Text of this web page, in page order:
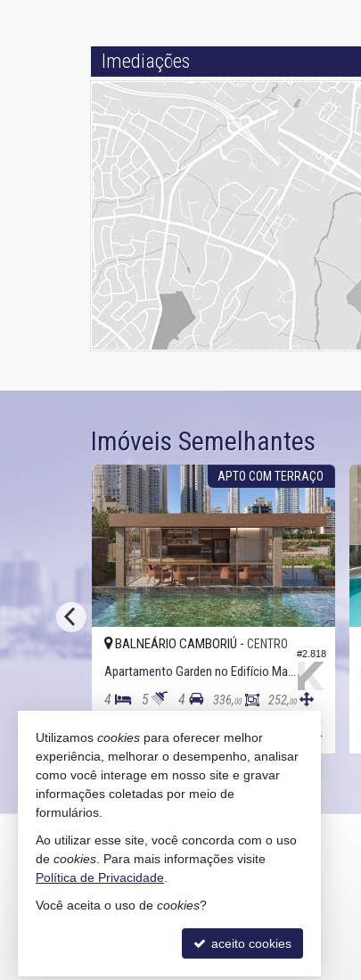
Imediações
Imóveis Semelhantes
SUL
APTO COM TERRAÇO
#2.818
BALNEÁRIO CAMBORIÚ - CENTRO
Apartamento Garden no Edifício Marena
4 5 4 336,00 252,00
R$ 8.699.000,00
KAIRÓS IMÓVEIS
Rua 1121, 100
Balneário Camboriú /
mapa google
indicadores financeiros
Utilizamos cookies para oferecer melhor
experiência, melhorar o desempenho, analisar
como você interage em nosso site e gravar
informações coletadas por meio de
formulários.
Ao utilizar esse site, você concorda com o uso
de cookies . Para mais informações visite
Política de Privacidade
Você aceita o uso de cookies?
aceito cookies